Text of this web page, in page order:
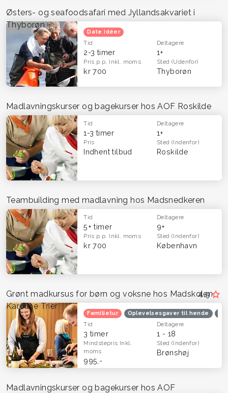
Østers- og seafoodsafari med Jyllandsakvariet i
Thyborøn
Date idéer
Tid
2-3 timer
Deltagere
1+
Pris p.p. Inkl. moms
kr 700
Sted(Udenfor)
Thyborøn
Madlavningskurser og bagekurser hos AOF Roskilde
Tid
1-3 timer
Deltagere
1+
Pris
Indhent tilbud
Sted(Indenfor)
Roskilde
Teambuilding med madlavning hos Madsnedkeren
Tid
5+ timer
Deltagere
9+
Pris p.p. Inkl. moms
kr 700
Sted(Indenfor)
København
4,9
Grønt madkursus for børn og voksne hos Madskolen
Karoline Trier
Familietur Oplevelsesgaver til hende
Tid
3 timer
Deltagere
1 - 18
Mindstepris Inkl.
moms
995,-
Sted(Indenfor)
Brønshøj
Madlavningskurser og bagekurser hos AOF